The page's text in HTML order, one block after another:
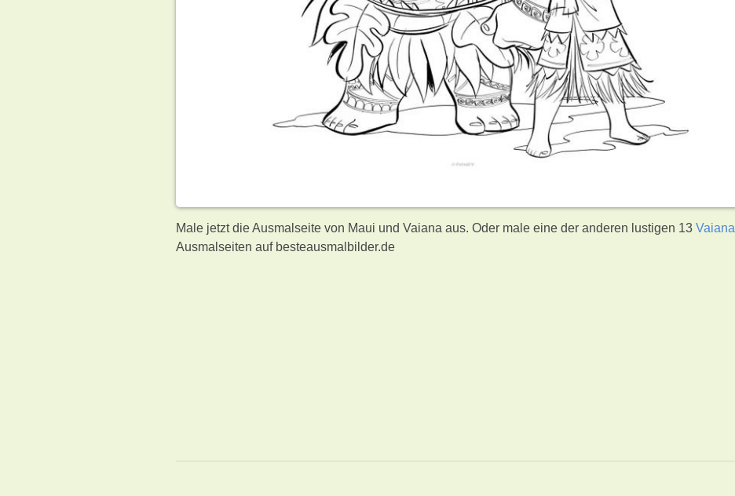
Male jetzt die Ausmalseite von Maui und Vaiana aus. Oder male eine der anderen lustigen 13Vaiana
Ausmalseiten auf besteausmalbilder.de